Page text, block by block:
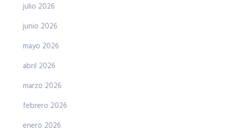
julio 2026
junio 2026
mayo 2026
abril 2026
marzo 2026
febrero 2026
enero 2026